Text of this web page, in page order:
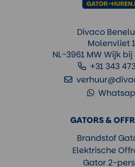
GATORS &
Brandstof
Elektrische
Gator 2-
Divaco
Molenvliet
NL-3961 MW Wijk
+31 343